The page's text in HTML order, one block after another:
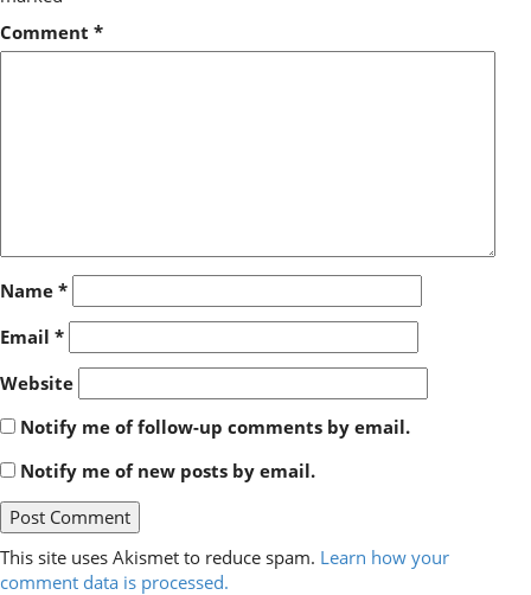
Comment *
Name *
Email *
Website
Notify me of follow-up comments by email.
Notify me of new posts by email.
This site uses Akismet to reduce spam. Learn how your
comment data is processed.